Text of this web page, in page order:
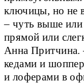
ключицы, но не
– чуть выше или
прямой или
Анна Притчина.
кедами и
и лоферами в